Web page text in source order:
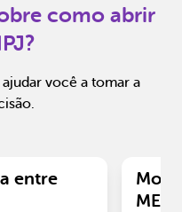
como abrir
você a tomar a
entre
ME?